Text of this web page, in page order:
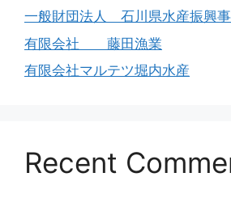
一般財団法人 石川県水産振興事
有限会社 藤田漁業
有限会社マルテツ堀内水産
Recent